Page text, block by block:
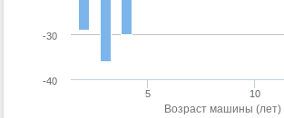
Возраст машины (лет)
5 10
-40
-30